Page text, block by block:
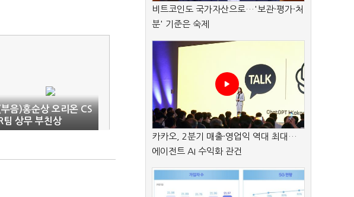
음)홍순상 오리온 CS
R팀 상무 부친상
비트코인도 국가자산으로…'보관·평가·처
분' 기준은 숙제
카카오, 2분기 매출·영업익 역대 최대…
에이전트 AI 수익화 관건